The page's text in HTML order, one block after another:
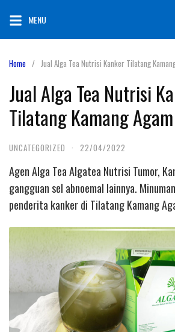
content
MENU
Home Jual Alga Tea Nutrisi Kanker Tilatang
Jual Alga Tea Nutrisi
Tilatang Kamang Agam
UNCATEGORIZED · 22/04/2022
Agen Alga Tea Algatea Nutrisi Tumor,
gangguan sel abnoemal lainnya.
penderita kanker di Tilatang Kamang